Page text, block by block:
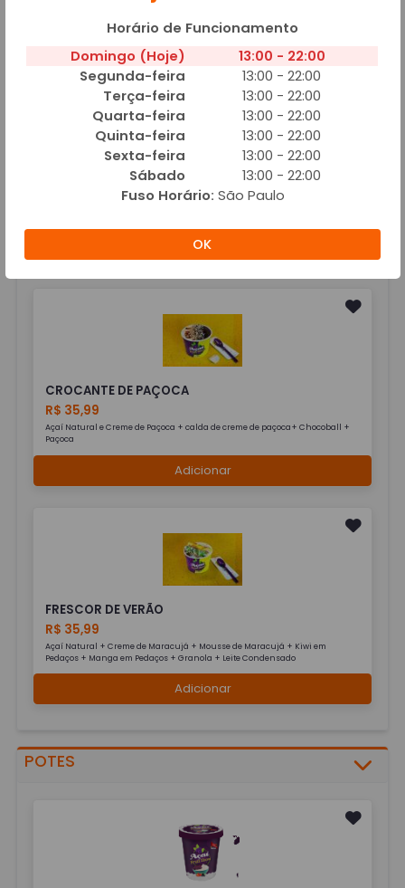
Adicionar
ACAI TROPICAL
Adicionar
CROCANTE DE PAÇOCA
R$ 35,99
Açaí Natural e Creme de Paçoca + calda de creme de paçoca+ Chocoball +
Paçoca
Adicionar
FRESCOR DE VERÃO
R$ 35,99
Açaí Natural + Creme de Maracujá + Mousse de Maracujá + Kiwi em
Pedaços + Manga em Pedaços + Granola + Leite Condensado
Adicionar
POTES
Horário de Funcionamento
Domingo (Hoje)
13:00 - 22:00
Segunda-feira
13:00 - 22:00
Terça-feira
13:00 - 22:00
Quarta-feira
13:00 - 22:00
Quinta-feira
13:00 - 22:00
Sexta-feira
13:00 - 22:00
Sábado
13:00 - 22:00
Fuso Horário: São Paulo
OK